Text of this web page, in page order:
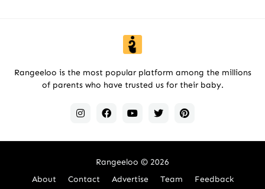
Rangeeloo is the most popular platform among the millions
of parents who have trusted us for their baby.
Rangeeloo © 2026
About
Contact Advertise Team
Feedback